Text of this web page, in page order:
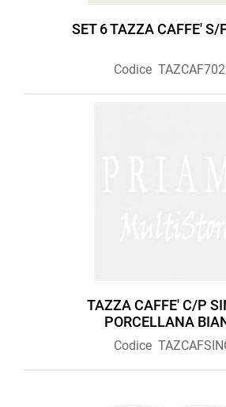
SET 6 TAZZA CAFFE' S/
Codice
TAZZA CAFFE' C/P
PORCELLANA
Codice